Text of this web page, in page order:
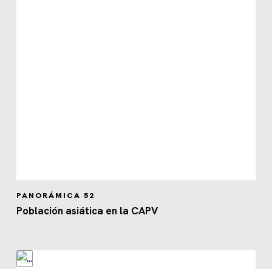
PANORÁMICA 52
Población asiática en la CAPV